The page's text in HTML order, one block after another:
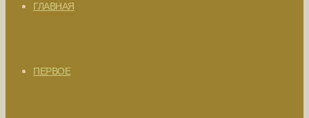
ГЛАВНАЯ
ПЕРВОЕ